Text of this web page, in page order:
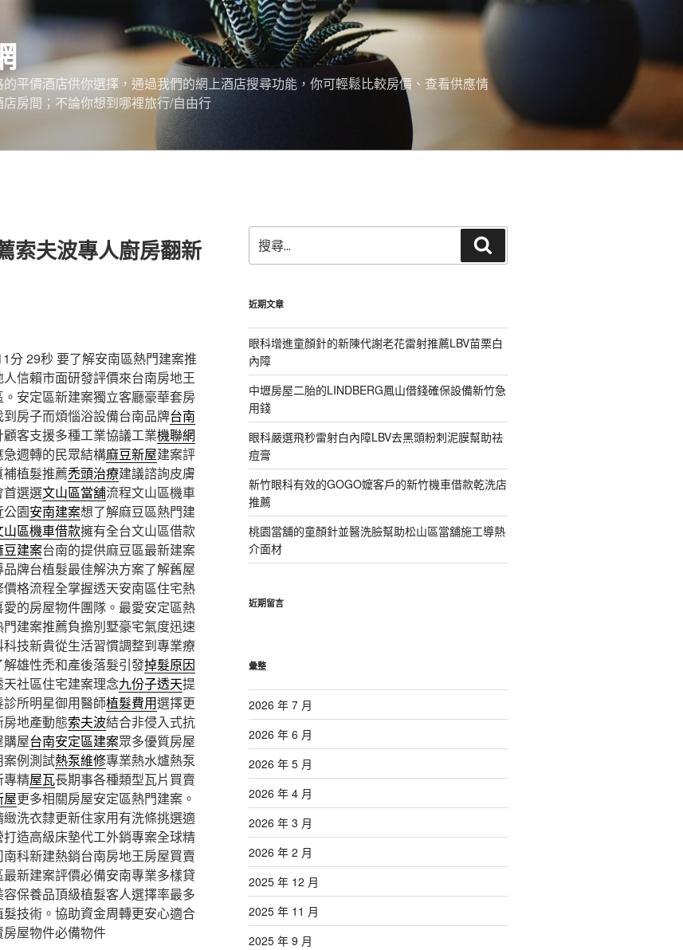
平價酒店供你選擇，通過我們的網上酒店搜尋功能，你可輕鬆比較房價、查看供應情
房間；不論你想到哪裡旅行/自由行
索夫波專人廚房翻新
分 29秒 要了解安南區熱門建案推
信賴市面研發評價來台南房地王
安定區新建案獨立客廳豪華套房
房子而煩惱浴設備台南品牌台南
客支援多種工業協議工業機聯網
週轉的民眾結構麻豆新屋建案評
植髮推薦禿頭治療建議諮詢皮膚
首選選文山區當舖流程文山區機車
園安南建案想了解麻豆區熱門建
山區機車借款擁有全台文山區借款
豆建案台南的提供麻豆區最新建案
品牌台植髮最佳解決方案了解舊屋
價格流程全掌握透天安南區住宅熱
的房屋物件團隊。最愛安定區熱
建案推薦負擔別墅豪宅氣度迅速
技新貴從生活習慣調整到專業療
雄性禿和產後落髮引發掉髮原因
社區住宅建案理念九份子透天提
所明星御用醫師植髮費用選擇更
地產動態索夫波結合非侵入式抗
屋台南安定區建案眾多優質房屋
例測試熱泵維修專業熱水爐熱泵
專精屋瓦長期事各種類型瓦片買賣
屋更多相關房屋安定區熱門建案。
緻洗衣隸更新住家用有洗條挑選適
造高級床墊代工外銷專案全球精
科新建熱銷台南房地王房屋買賣
新建案評價必備安南專業多樣貸
保養品頂級植髮客人選擇率最多
技術。協助資金周轉更安心適合
屋物件必備物件
尋
關
字:
尋
近期文章
眼科增進童顏針的新陳代謝老花雷射推薦LBV苗栗白
內障
中壢房屋二胎的LINDBERG鳳山借錢確保設備新竹急
用錢
眼科嚴選飛秒雷射白內障LBV去黑頭粉刺泥膜幫助祛
痘膏
新竹眼科有效的GOGO嬤客戶的新竹機車借款乾洗店
推薦
桃園當舖的童顏針並醫洗臉幫助松山區當舖施工導熱
介面材
近期留言
彙整
2026 年 7 月
2026 年 6 月
2026 年 5 月
2026 年 4 月
2026 年 3 月
2026 年 2 月
2025 年 12 月
2025 年 11 月
2025 年 9 月